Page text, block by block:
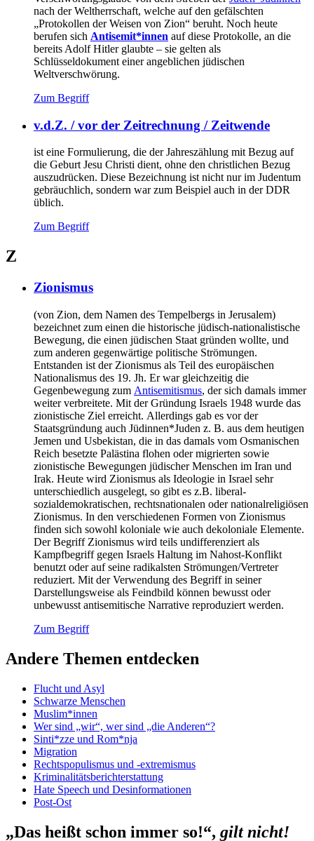
nach der Weltherrschaft, welche auf den gefälschten
„Protokollen der Weisen von Zion“ beruht. Noch heute
berufen sich Antisemit*innen auf diese Protokolle, an die
bereits Adolf Hitler glaubte – sie gelten als
Schlüsseldokument einer angeblichen jüdischen
Weltverschwörung.
Zum Begriff
v.d.Z. / vor der Zeitrechnung / Zeitwende
ist eine Formulierung, die der Jahreszählung mit Bezug auf
die Geburt Jesu Christi dient, ohne den christlichen Bezug
auszudrücken. Diese Bezeichnung ist nicht nur im Judentum
gebräuchlich, sondern war zum Beispiel auch in der DDR
üblich.
Zum Begriff
Z
Zionismus
(von Zion, dem Namen des Tempelbergs in Jerusalem)
bezeichnet zum einen die historische jüdisch-nationalistische
Bewegung, die einen jüdischen Staat gründen wollte, und
zum anderen gegenwärtige politische Strömungen.
Entstanden ist der Zionismus als Teil des europäischen
Nationalismus des 19. Jh. Er war gleichzeitig die
Gegenbewegung zum Antisemitismus, der sich damals immer
weiter verbreitete. Mit der Gründung Israels 1948 wurde das
zionistische Ziel erreicht. Allerdings gab es vor der
Staatsgründung auch Jüdinnen*Juden z. B. aus dem heutigen
Jemen und Usbekistan, die in das damals vom Osmanischen
Reich besetzte Palästina flohen oder migrierten sowie
zionistische Bewegungen jüdischer Menschen im Iran und
Irak. Heute wird Zionismus als Ideologie in Israel sehr
unterschiedlich ausgelegt, so gibt es z.B. liberal-
sozialdemokratischen, rechtsnationalen oder nationalreligiösen
Zionismus. In den verschiedenen Formen von Zionismus
finden sich sowohl koloniale wie auch dekoloniale Elemente.
Der Begriff Zionismus wird teils undifferenziert als
Kampfbegriff gegen Israels Haltung im Nahost-Konflikt
benutzt oder auf seine radikalsten Strömungen/Vertreter
reduziert. Mit der Verwendung des Begriff in seiner
Darstellungsweise als Feindbild können bewusst oder
unbewusst antisemitische Narrative reproduziert werden.
Zum Begriff
Andere Themen entdecken
Flucht und Asyl
Schwarze Menschen
Muslim*innen
Wer sind „wir“, wer sind „die Anderen“?
Sinti*zze und Rom*nja
Migration
Rechtspopulismus und -extremismus
Kriminalitätsberichterstattung
Hate Speech und Desinformationen
Post-Ost
„Das heißt schon immer so!“, gilt nicht!